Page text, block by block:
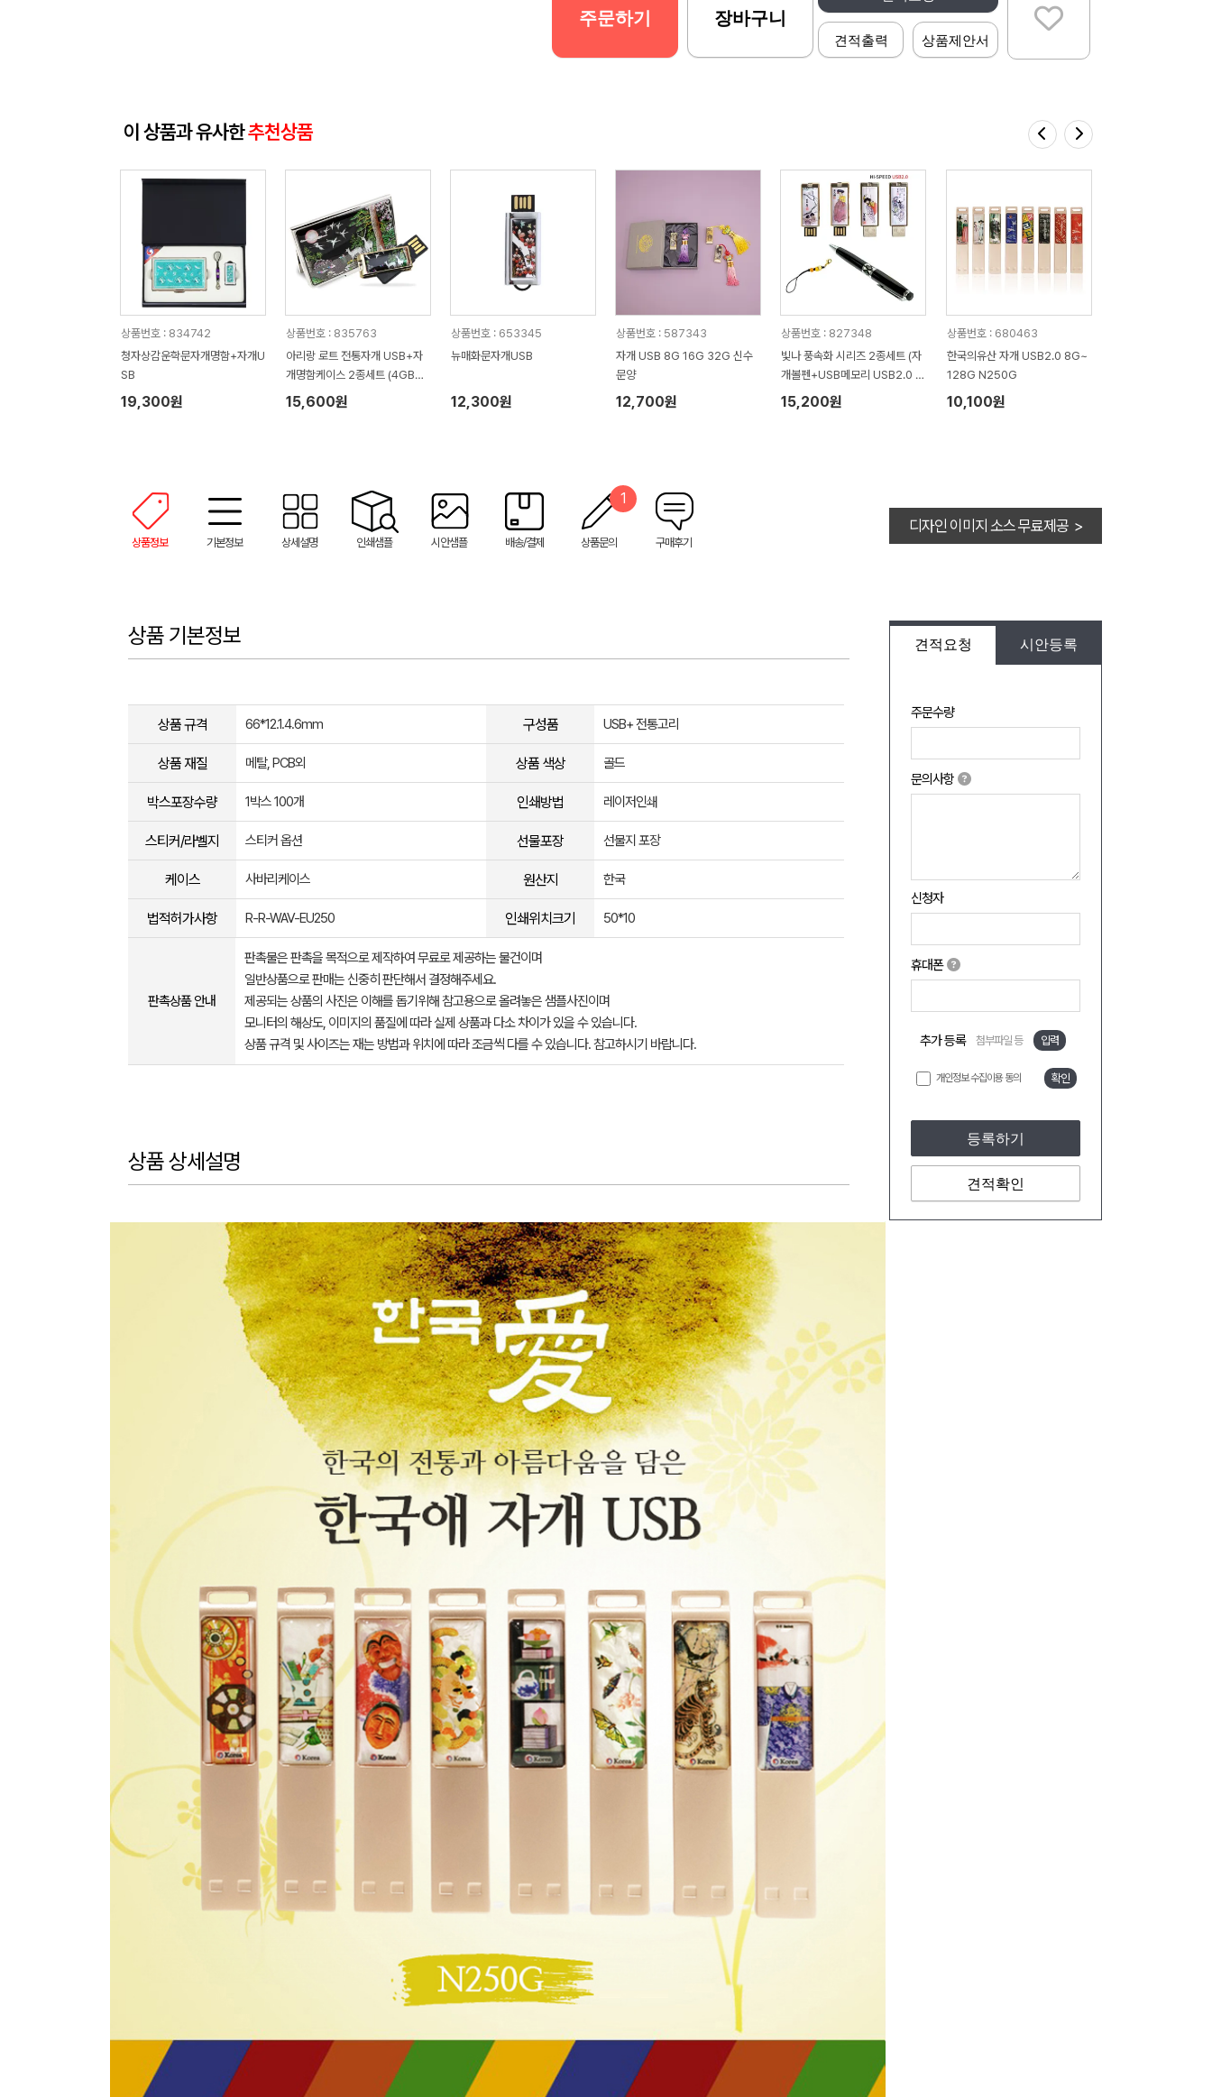
견적출력 상품제안서
주문하기 장바구니
이 상품과 유사한추천상품
상품번호 : 834742
청자상감운학문자개명함+자개U
SB
19,300원
상품번호 : 835763
아리랑 로트 전통자개 USB+자
개명함케이스 2종세트 (4GB~1
28GB)
15,600원
상품번호 : 653345
뉴매화문자개USB
12,300원
상품번호 : 587343
자개 USB 8G 16G 32G 신수
문양
12,700원
상품번호 : 827348
빛나 풍속화 시리즈 2종세트 (자
개볼펜+USB메모리 USB2.0 4
GB~128GB)
15,200원
상품번호 : 680463
한국의유산 자개 USB2.0 8G~
128G N250G
10,100원
상품정보 기본정보 상세설명 인쇄샘플 시안샘플 배송/결제 상품문의
1
구매후기
디자인 이미지 소스 무료제공 >
견적요청 시안등록
주문수량
문의사항
신청자
휴대폰
추가 등록 첨부파일 등 입력
개인정보 수집이용 동의 확인
등록하기
견적확인
상품 기본정보
상품 규격 66*12.1.4.6mm 구성품 USB+ 전통고리
상품 재질 메탈, PCB외 상품 색상 골드
박스포장수량 1박스 100개 인쇄방법 레이저인쇄
스티커/라벨지 스티커 옵션 선물포장 선물지 포장
케이스 사바리케이스 원산지 한국
법적허가사항 R-R-WAV-EU250 인쇄위치크기 50*10
판촉상품 안내
판촉물은 판촉을 목적으로 제작하여 무료로 제공하는 물건이며
일반상품으로 판매는 신중히 판단해서 결정해주세요.
제공되는 상품의 사진은 이해를 돕기위해 참고용으로 올려놓은 샘플사진이며
모니터의 해상도, 이미지의 품질에 따라 실제 상품과 다소 차이가 있을 수 있습니다.
상품 규격 및 사이즈는 재는 방법과 위치에 따라 조금씩 다를 수 있습니다. 참고하시기 바랍니다.
상품 상세설명